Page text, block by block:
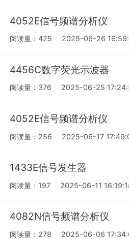
4052E信号频谱分析仪
阅读量：425 2025-06-26
4456C数字荧光示波器
阅读量：376 2025-06-25
4052E信号频谱分析仪
阅读量：256 2025-06-17
1433E信号发生器
阅读量：197 2025-06-11
4082N信号频谱分析仪
阅读量：278 2025-06-06